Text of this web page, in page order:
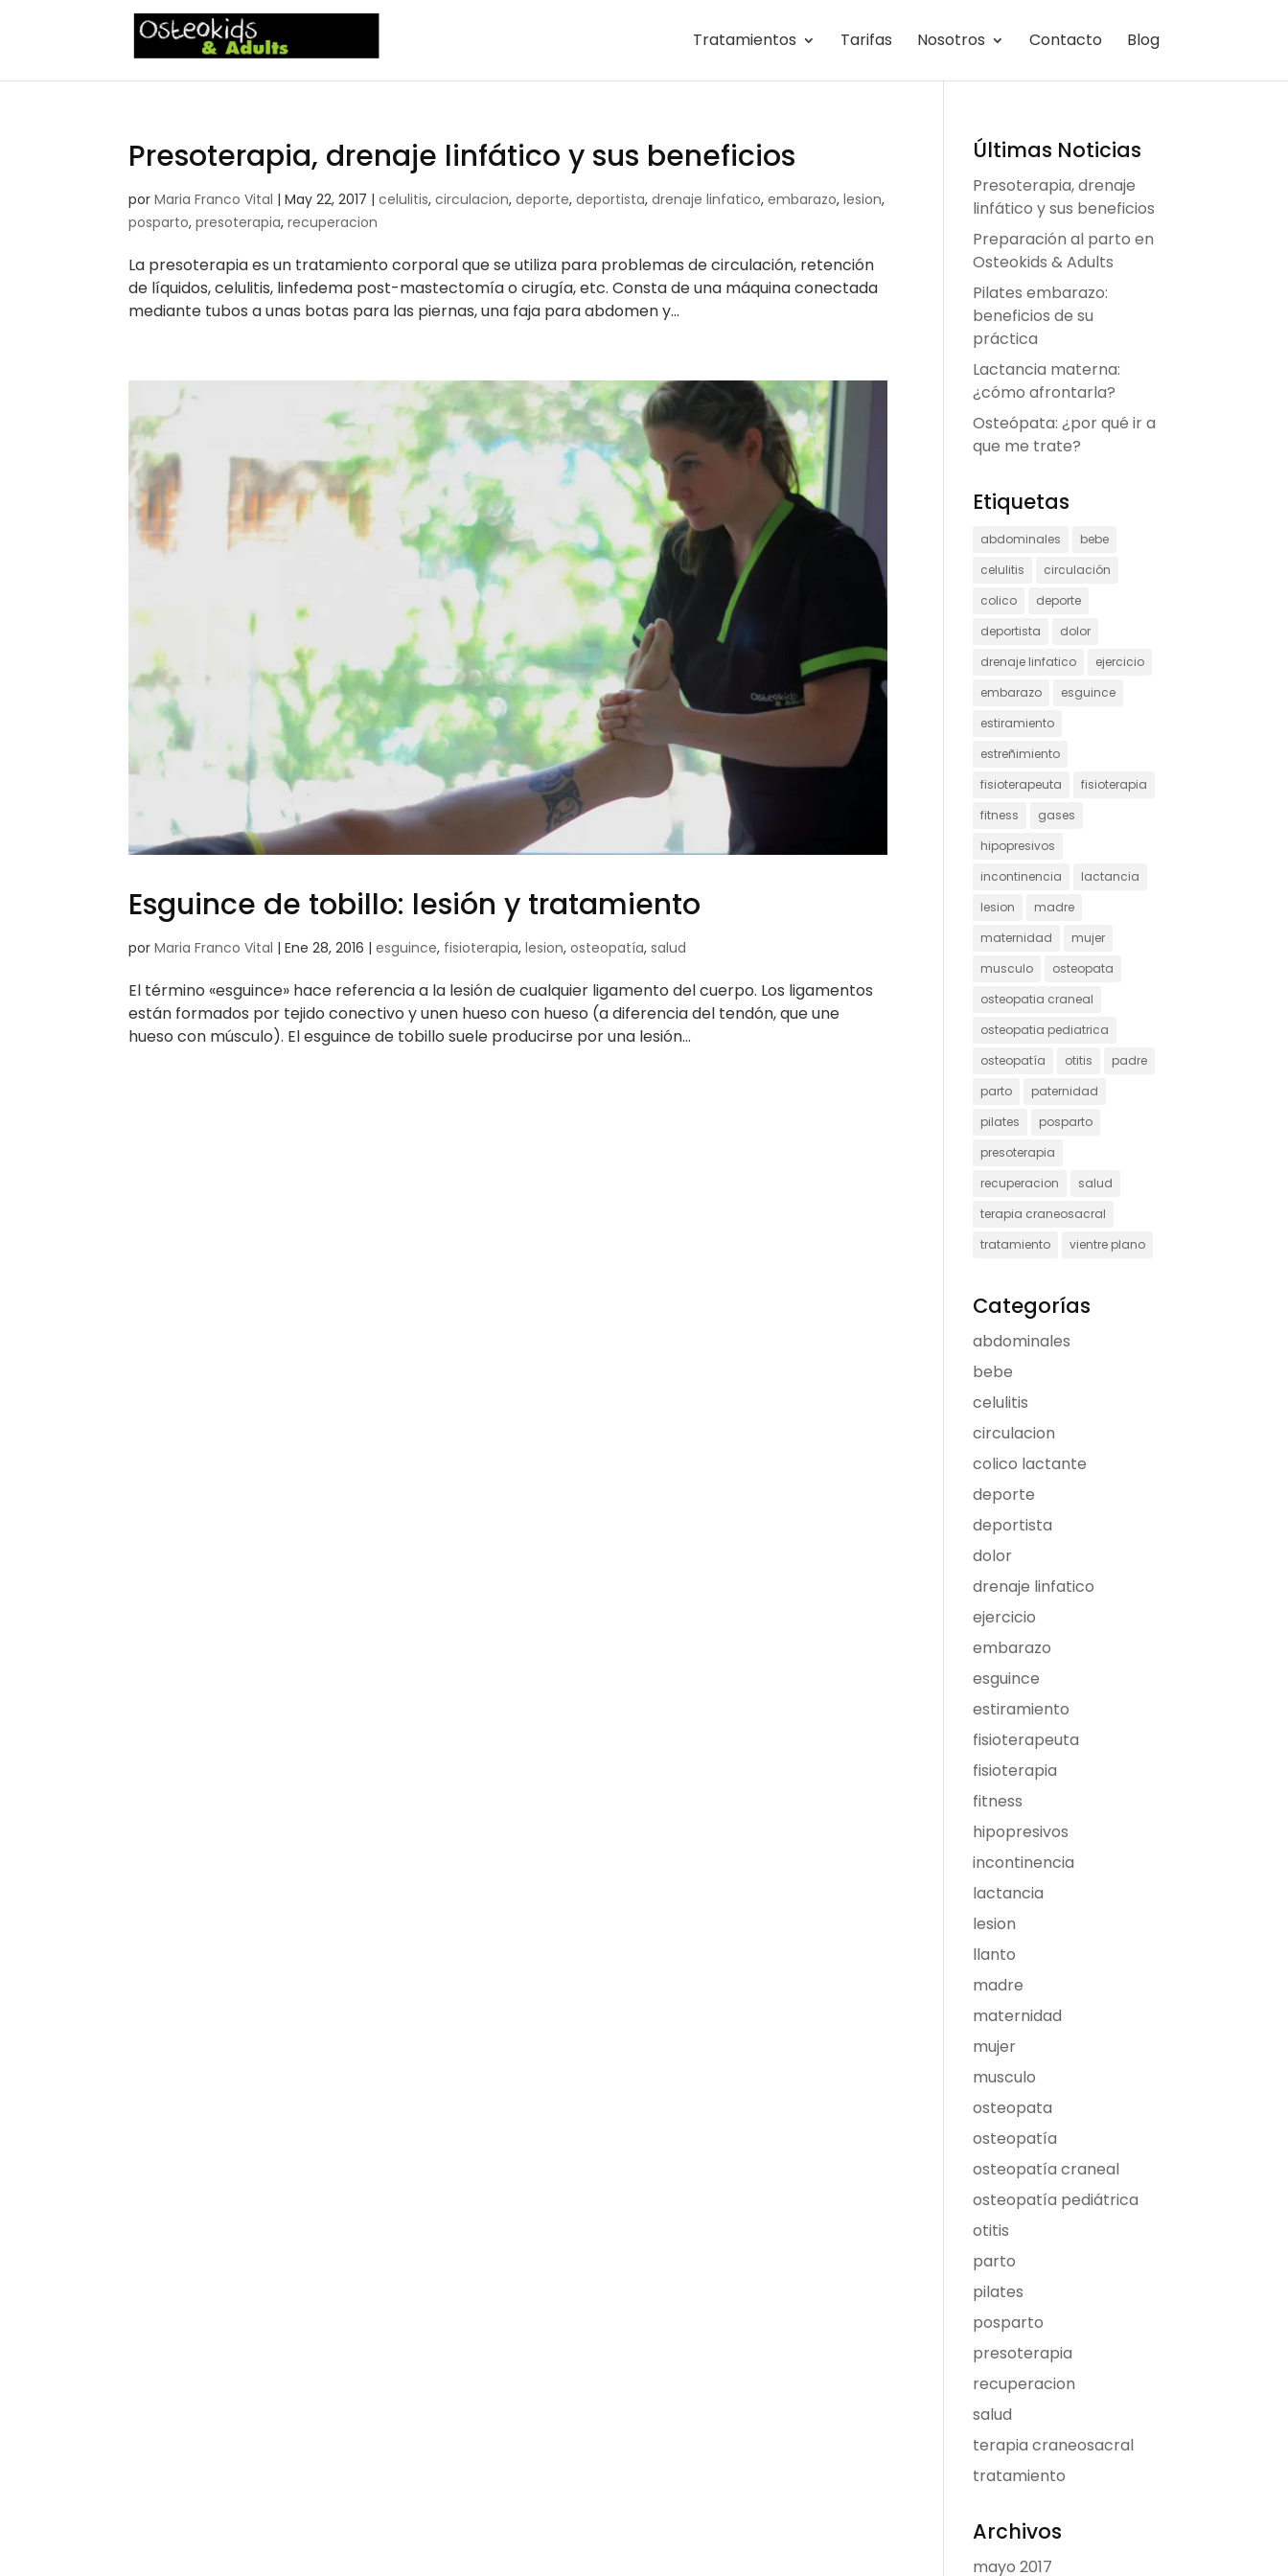
Tratamientos Tarifas Nosotros Contacto Blog
Presoterapia, drenaje linfático y sus beneficios
porMaria Franco Vital |May 22, 2017 |celulitis,circulacion,deporte,deportista,drenaje linfatico,embarazo,lesion,
posparto,presoterapia,recuperacion
La presoterapia es un tratamiento corporal que se utiliza para problemas de circulación, retención
de líquidos, celulitis, linfedema post-mastectomía o cirugía, etc. Consta de una máquina conectada
mediante tubos a unas botas para las piernas, una faja para abdomen y...
Esguince de tobillo: lesión y tratamiento
porMaria Franco Vital |Ene 28, 2016 |esguince, fisioterapia,lesion,osteopatía,salud
El término «esguince» hace referencia a la lesión de cualquier ligamento del cuerpo. Los ligamentos
están formados por tejido conectivo y unen hueso con hueso (a diferencia del tendón, que une
hueso con músculo). El esguince de tobillo suele producirse por una lesión...
Últimas Noticias
Presoterapia, drenaje
linfático y sus beneficios
Preparación al parto en
Osteokids & Adults
Pilates embarazo:
beneficios de su
práctica
Lactancia materna:
¿cómo afrontarla?
Osteópata: ¿por qué ir a
que me trate?
Etiquetas
abdominales
bebe
celulitis
circulación
colico
deporte
deportista
dolor
drenaje linfatico
ejercicio
embarazo
esguince
estiramiento
estreñimiento
fisioterapeuta
fisioterapia
fitness
gases
hipopresivos
incontinencia
lactancia
lesion
madre
maternidad
mujer
musculo
osteopata
osteopatia craneal
osteopatia pediatrica
osteopatía
otitis
padre
parto
paternidad
pilates
posparto
presoterapia
recuperacion
salud
terapia craneosacral
tratamiento
vientre plano
Categorías
abdominales
bebe
celulitis
circulacion
colico lactante
deporte
deportista
dolor
drenaje linfatico
ejercicio
embarazo
esguince
estiramiento
fisioterapeuta
fisioterapia
fitness
hipopresivos
incontinencia
lactancia
lesion
llanto
madre
maternidad
mujer
musculo
osteopata
osteopatía
osteopatía craneal
osteopatía pediátrica
otitis
parto
pilates
posparto
presoterapia
recuperacion
salud
terapia craneosacral
tratamiento
Archivos
mayo 2017